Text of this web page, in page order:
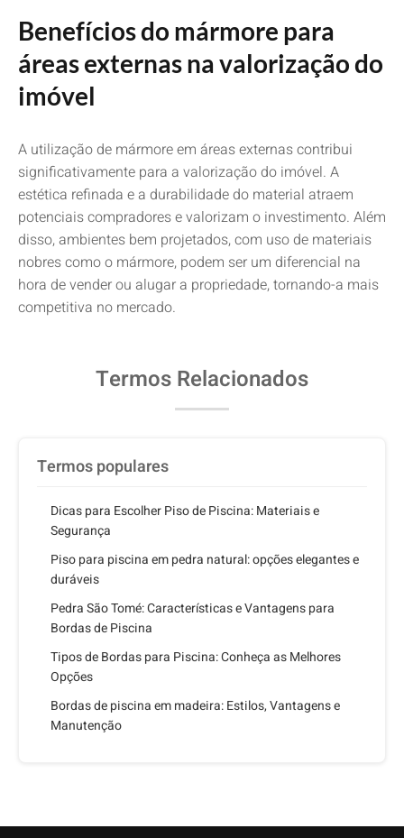
Benefícios do mármore para
áreas externas na valorização do
imóvel
A utilização de mármore em áreas externas contribui
significativamente para a valorização do imóvel. A
estética refinada e a durabilidade do material atraem
potenciais compradores e valorizam o investimento. Além
disso, ambientes bem projetados, com uso de materiais
nobres como o mármore, podem ser um diferencial na
hora de vender ou alugar a propriedade, tornando-a mais
competitiva no mercado.
Termos Relacionados
Termos populares
Dicas para Escolher Piso de Piscina: Materiais e
Segurança
Piso para piscina em pedra natural: opções elegantes e
duráveis
Pedra São Tomé: Características e Vantagens para
Bordas de Piscina
Tipos de Bordas para Piscina: Conheça as Melhores
Opções
Bordas de piscina em madeira: Estilos, Vantagens e
Manutenção